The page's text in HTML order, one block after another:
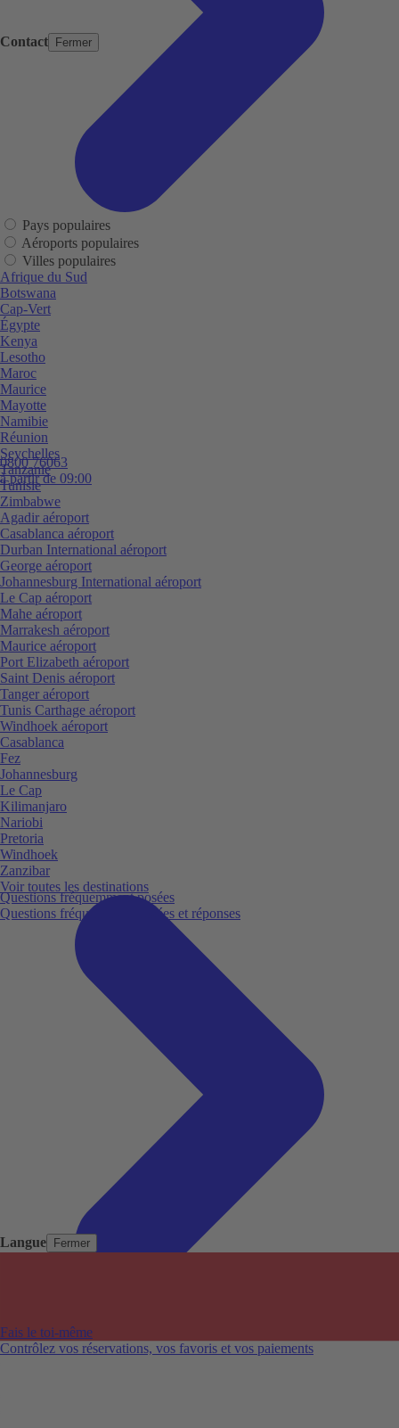
Langue Fermer
Contact Fermer
0800 76063
à partir de 09:00
Questions fréquemment posées
Questions fréquemment posées et réponses
Fais le toi-même
Contrôlez vos réservations, vos favoris et vos paiements
Pays populaires
Aéroports populaires
Villes populaires
Afrique du Sud
Botswana
Cap-Vert
Égypte
Kenya
Lesotho
Maroc
Maurice
Mayotte
Namibie
Réunion
Seychelles
Tanzanie
Tunisie
Zimbabwe
Agadir aéroport
Casablanca aéroport
Durban International aéroport
George aéroport
Johannesburg International aéroport
Le Cap aéroport
Mahe aéroport
Marrakesh aéroport
Maurice aéroport
Port Elizabeth aéroport
Saint Denis aéroport
Tanger aéroport
Tunis Carthage aéroport
Windhoek aéroport
Casablanca
Fez
Johannesburg
Le Cap
Kilimanjaro
Nariobi
Pretoria
Windhoek
Zanzibar
Voir toutes les destinations
Aéroports populaires
Villes populaires
Australie